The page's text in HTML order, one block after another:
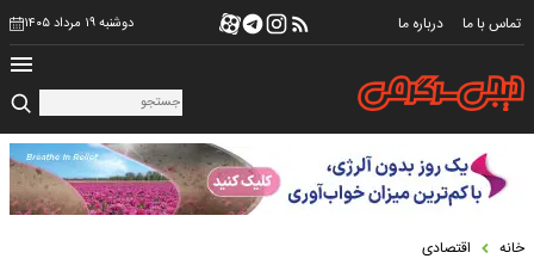
تماس با ما درباره ما دوشنبه ۱۹ مرداد ۱۴۰۵
خانه اقتصادی